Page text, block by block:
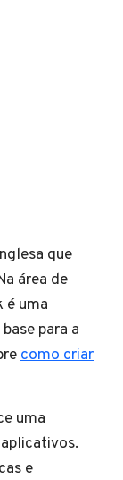
que
área de
uma
para a
como criar
uma
e